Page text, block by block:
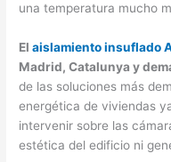
una temperatura mucho
Elaislamiento insuflado
Madrid, Catalunya y
de las soluciones más
energética de viviendas
intervenir sobre las
estética del edificio ni